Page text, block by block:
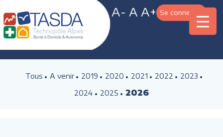
A- A A+ Se connecter
Tous A venir 2019 2020 2021 2022
2023
2024
2025 2026